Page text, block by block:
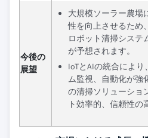
今後の
展望
大規模ソーラー農場
性を向上させるため
ロボット清掃システ
が予想されます。
IoTとAIの統合によ
ム監視、自動化が強
の清掃ソリューショ
ト効率的、信頼性の